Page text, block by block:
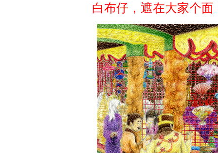
白布仔，遮在大家个